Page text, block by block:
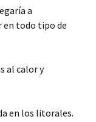
a
en todo tipo de
al calor y
en los litorales.